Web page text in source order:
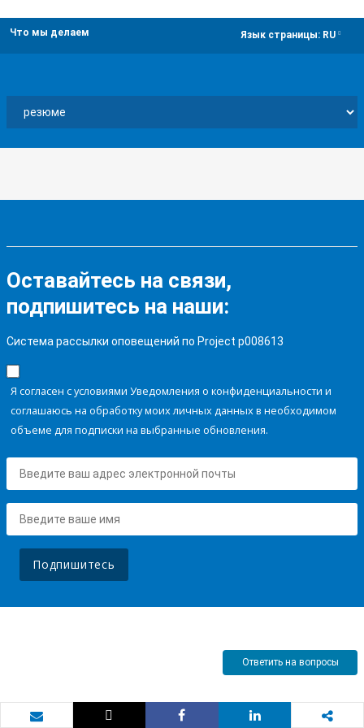
Что мы делаем Язык страницы: RU
Оставайтесь на связи,
подпишитесь на наши:
Система рассылки оповещений по Project p008613
Я согласен с условиями Уведомления о конфиденциальности и
соглашаюсь на обработку моих личных данных в необходимом
объеме для подписки на выбранные обновления.
Подпишитесь
Ответить на вопросы